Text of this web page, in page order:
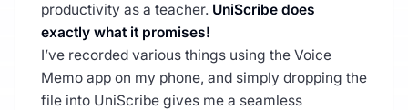
productivity as a teacher. UniScribe does
exactly what it promises!
I’ve recorded various things using the Voice
Memo app on my phone, and simply dropping the
file into UniScribe gives me a seamless